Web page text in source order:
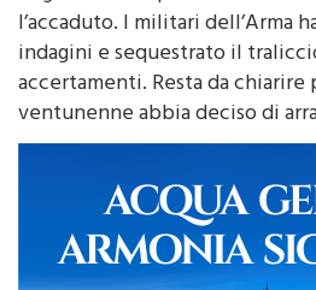
degli Albanesi per ascoltare i
l’accaduto. I militari dell’Arma
indagini e sequestrato il
accertamenti. Resta da chiarire
ventunenne abbia deciso di